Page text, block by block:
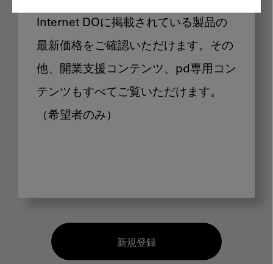
Internet DOに掲載されている製品の
最新価格をご確認いただけます。その
他、開業支援コンテンツ、pd専用コン
テンツもすべてご覧いただけます。
（希望者のみ）
新規登録